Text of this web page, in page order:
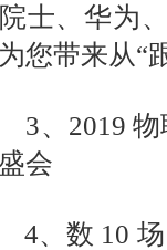
士、华为
您带来从“
2019 物
会
数 10 场